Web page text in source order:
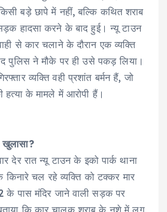
बड़े छापे में नहीं, बल्कि कथित शराब
हादसा करने के बाद हुई। न्यू टाउन
से कार चलाने के दौरान एक व्यक्ति
पुलिस ने मौके पर ही उसे पकड़ लिया।
व्यक्ति वही प्रशांत बर्मन हैं, जो
हत्या के मामले में आरोपी हैं।
देर रात न्यू टाउन के इको पार्क थाना
चल रहे व्यक्ति को टक्कर मार
के पास मंदिर जाने वाली सड़क पर